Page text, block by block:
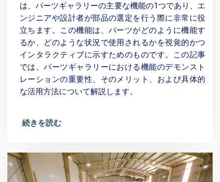
は、パーツギャラリーの主要な機能の1つであり、エ
ンジニアや設計者が部品の選定を行う際に非常に役
立ちます。この機能は、パーツがどのように機能す
るか、どのような状況で使用されるかを視覚的かつ
インタラクティブに示すためのものです。この記事
では、パーツギャラリーにおける機能のデモンスト
レーションの重要性、そのメリット、および具体的
な活用方法について解説します。
続きを読む